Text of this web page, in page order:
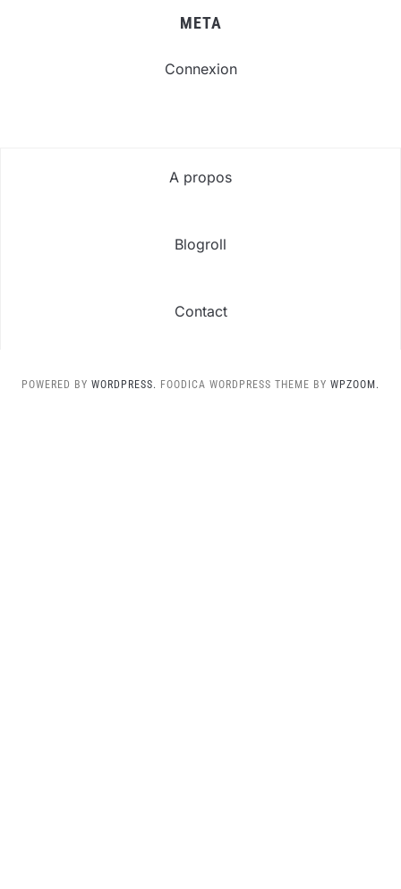
META
Connexion
A propos
Blogroll
Contact
POWERED BY WORDPRESS. FOODICA WORDPRESS THEME BY WPZOOM.